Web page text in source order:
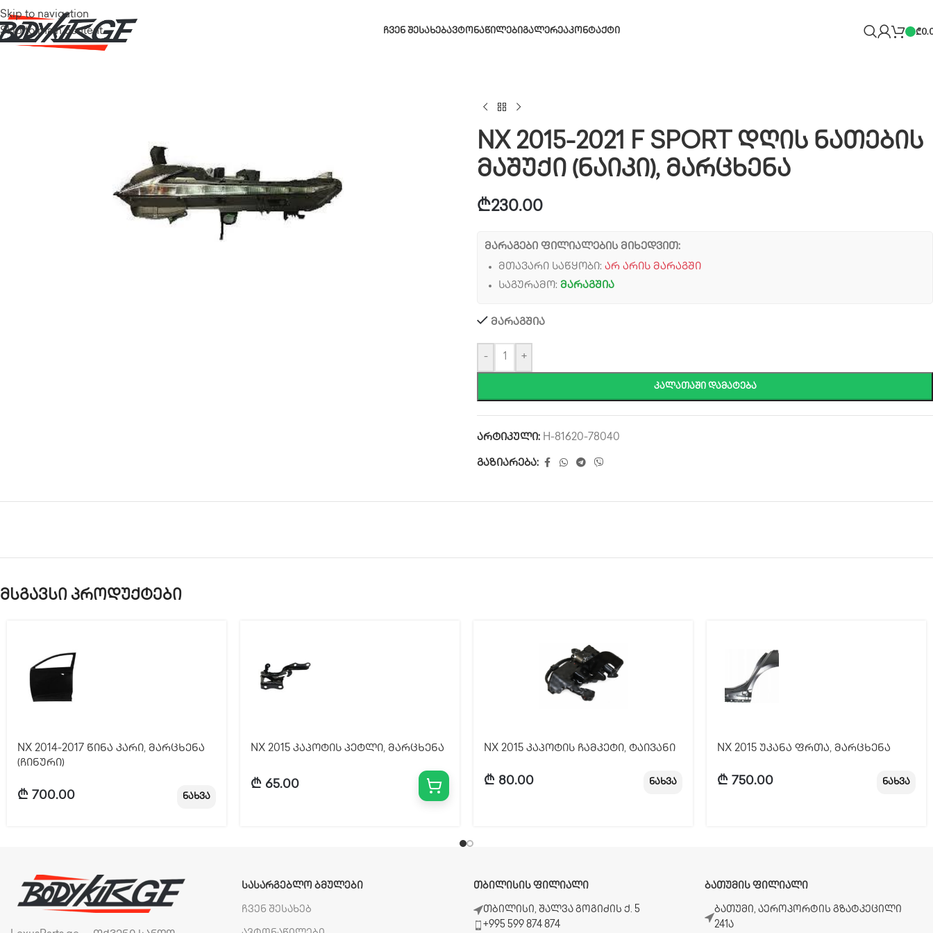
Skip to navigation
Skip to main content
ᲩᲕᲔᲜ ᲨᲔᲡᲐᲮᲔᲑᲐᲕᲢᲝᲜᲐᲬᲘᲚᲔᲑᲘᲒᲐᲚᲔᲠᲔᲐᲙᲝᲜᲢᲐᲥᲢᲘ ₾
NX 2015-2021 F SPORT დღის ნათების
მაშუქი (ნაიკი), მარცხენა
₾230.00
მარაგები ფილიალების მიხედვით:
მთავარი საწყობი: არ არის მარაგში
საგურამო: მარაგშია
მარაგშია
- +
ᲙᲐᲚᲐᲗᲐᲨᲘ ᲓᲐᲛᲐᲢᲔᲑᲐ
არტიკული: H-81620-78040
გაზიარება:
მსგავსი პროდუქტები
NX 2014-2017 წინა კარი, მარცხენა
(ჩინური)
₾ 700.00 ნახვა
NX 2015 კაპოტის პეტლი, მარცხენა
₾ 65.00
NX 2015 კაპოტის ჩამკეტი, ტაივანი
₾ 80.00 ნახვა
NX 2015 უკანა ფრთა, მარცხენა
₾ 750.00 ნახვა
ᲡᲐᲡᲐᲠᲒᲔᲑᲚᲝ ᲑᲛᲣᲚᲔᲑᲘ
ჩვენ შესახებ
ᲗᲑᲘᲚᲘᲡᲘᲡ ᲤᲘᲚᲘᲐᲚᲘ
თბილისი, შალვა გოგიძის ქ. 5
+995 599 874 874
ᲑᲐᲗᲣᲛᲘᲡ ᲤᲘᲚᲘᲐᲚᲘ
ბათუმი, აეროპორტის გზატკეცილი
241ა